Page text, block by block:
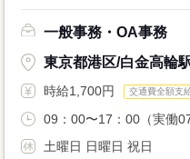
一般事務・OA事務
東京都港区/白金高輪
時給1,700円 交通費全額支
09：00〜17：00（実働
土曜日 日曜日 祝日